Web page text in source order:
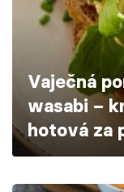
Škola vaření
Recepty z TV
Speciál:
Těhotnej
Vaječná
wasabi –
hotová za